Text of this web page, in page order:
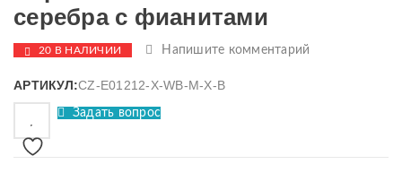
серебра с фианитами
20 В НАЛИЧИИ Напишите комментарий
АРТИКУЛ:CZ-E01212-X-WB-M-X-B
Задать вопрос